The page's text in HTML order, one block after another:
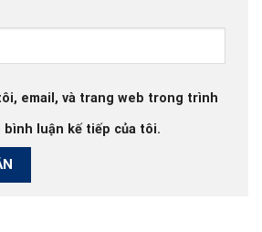
email, và trang web trong trình
bình luận kế tiếp của tôi.